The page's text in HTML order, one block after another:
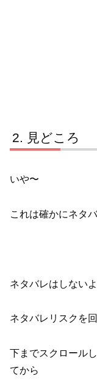
見どころ
いや〜
これは確かにネタ
ネタバレはしない
ネタバレリスクを
下までスクロール
てから